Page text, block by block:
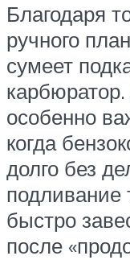
Благодаря
ручного
сумеет
особенно
когда
долго без
подливание
быстро
после